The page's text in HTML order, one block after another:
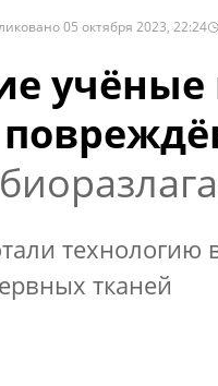
05 октября 2023, 22:24
технологию
тканей